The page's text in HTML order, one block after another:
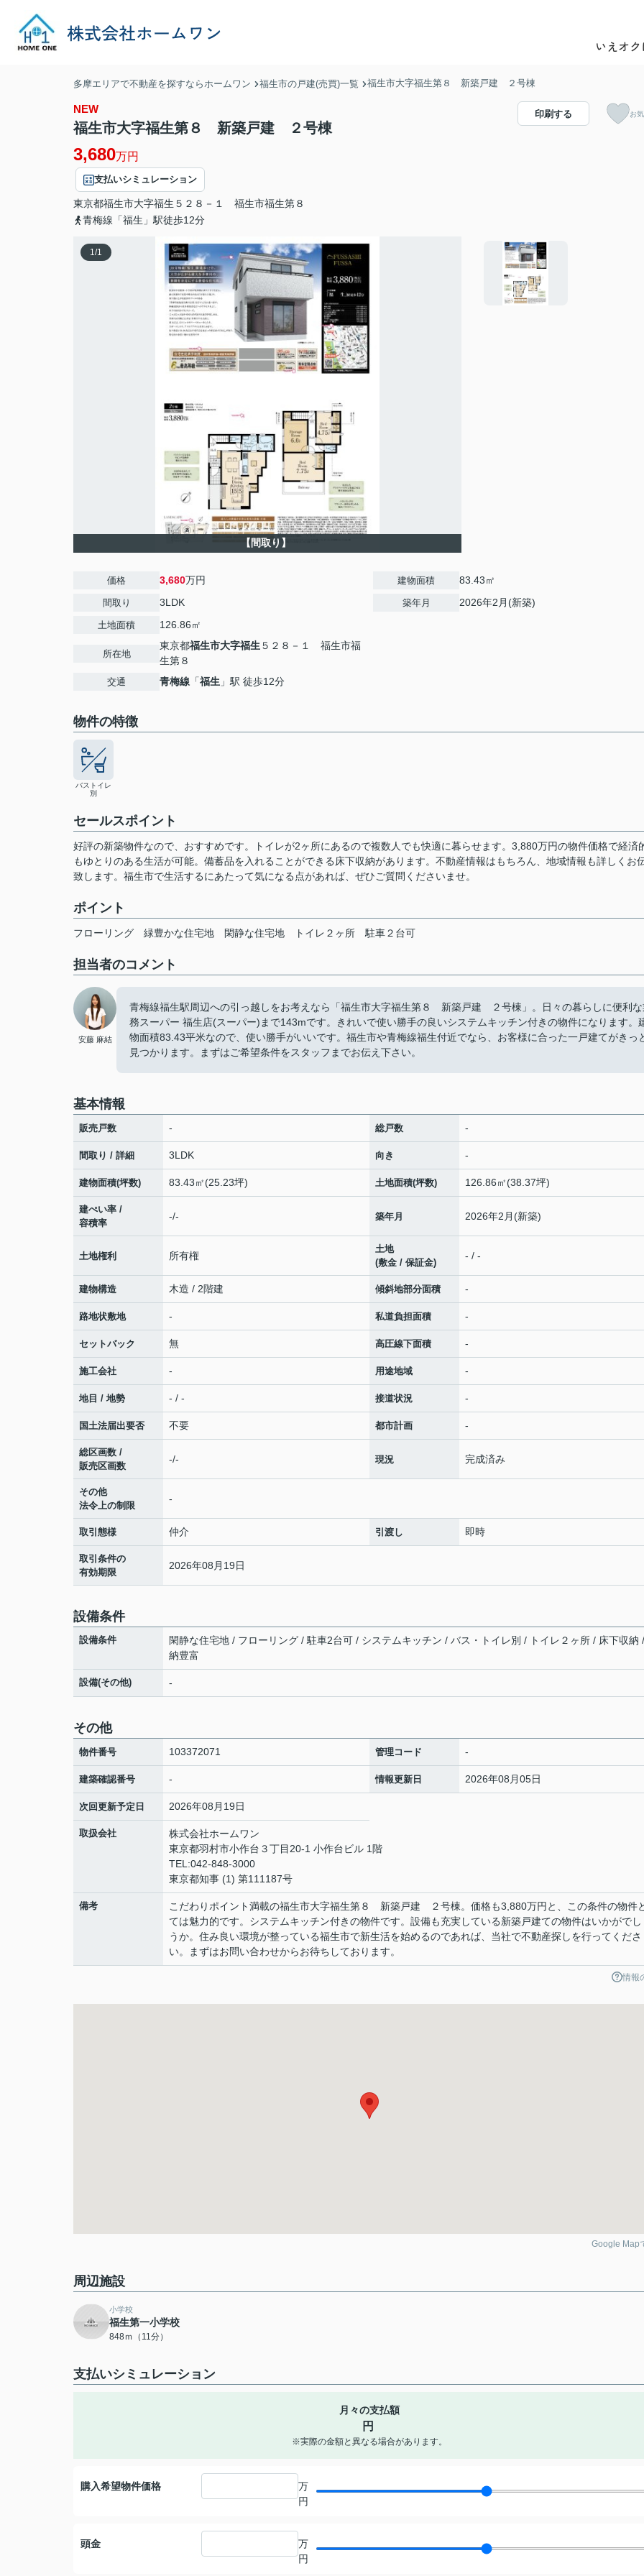
いえオ
多摩エリアで不動産を探すならホームワン 福生市の戸建(売買)一覧 福生市大字福生第８ 新築戸建 ２号棟
NEW
福生市大字福生第８ 新築戸建 ２号棟
3,680万円
支払いシミュレーション
東京都福生市大字福生 ５２８－１ 福生市福生第８
青梅線「福生」駅徒歩12分
印刷する お
1/1
【間取り】
価格 3,680万円
間取り 3LDK
土地面積 126.86㎡
所在地
東京都福生市大字福生 ５２８－１ 福生市福
生第８
交通 青梅線 「福生 」駅 徒歩12分
建物面積 83.43㎡
築年月 2026年2月(新築)
物件の特徴
バストイレ
別
セールスポイント
好評の新築物件なので、おすすめです。トイレが2ヶ所にあるので複数人でも快適に暮らせます。3,880万円の物件価格で経済
もゆとりのある生活が可能。備蓄品を入れることができる床下収納があります。不動産情報はもちろん、地域情報も詳しくお
致します。福生市で生活するにあたって気になる点があれば、ぜひご質問くださいませ。
ポイント
フローリング 緑豊かな住宅地 閑静な住宅地 トイレ２ヶ所 駐車２台可
担当者のコメント
安藤 麻結
青梅線福生駅周辺への引っ越しをお考えなら「福生市大字福生第８ 新築戸建 ２号棟」。日々の暮らしに便利
務スーパー 福生店(スーパー)まで143mです。きれいで使い勝手の良いシステムキッチン付きの物件になります。
物面積83.43平米なので、使い勝手がいいです。福生市や青梅線福生付近でなら、お客様に合った一戸建てがきっ
見つかります。まずはご希望条件をスタッフまでお伝え下さい。
基本情報
販売戸数 - 総戸数 -
間取り / 詳細 3LDK 向き -
建物面積(坪数) 83.43㎡(25.23坪) 土地面積(坪数) 126.86㎡(38.37坪)
建ぺい率 /
容積率
-/- 築年月 2026年2月(新築)
土地権利 所有権
土地
(敷金 / 保証金)
- / -
建物構造 木造 / 2階建 傾斜地部分面積 -
路地状敷地 - 私道負担面積 -
セットバック 無 高圧線下面積 -
施工会社 - 用途地域 -
地目 / 地勢 - / - 接道状況 -
国土法届出要否 不要 都市計画 -
総区画数 /
販売区画数
-/- 現況 完成済み
その他
法令上の制限
-
取引態様 仲介 引渡し 即時
取引条件の
有効期限
2026年08月19日
設備条件
設備条件
閑静な住宅地 / フローリング / 駐車2台可 / システムキッチン / バス・トイレ別 / トイレ２ヶ所 / 床下収納
納豊富
設備(その他) -
その他
物件番号 103372071 管理コード -
建築確認番号 - 情報更新日 2026年08月05日
次回更新予定日 2026年08月19日
取扱会社
株式会社ホームワン
東京都羽村市小作台３丁目20-1 小作台ビル 1階
TEL:042-848-3000
東京都知事 (1) 第111187号
備考
こだわりポイント満載の福生市大字福生第８ 新築戸建 ２号棟。価格も3,880万円と、この条件の物件
ては魅力的です。システムキッチン付きの物件です。設備も充実している新築戸建ての物件はいかがでし
うか。住み良い環境が整っている福生市で新生活を始めるのであれば、当社で不動産探しを行ってくださ
い。まずはお問い合わせからお待ちしております。
情報
Google Map
周辺施設
小学校
福生第一小学校
848ｍ（11分）
支払いシミュレーション
月々の支払額
円
※実際の金額と異なる場合があります。
購入希望物件価格
万
円
頭金
万
円